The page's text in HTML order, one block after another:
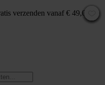
verzenden vanaf € 49,00 –